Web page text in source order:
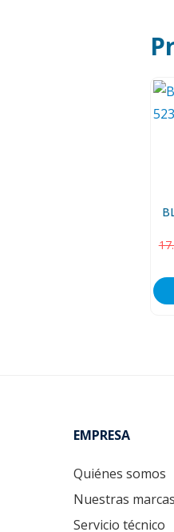
EMPRESA
Quiénes somos
Nuestras marcas
Servicio técnico